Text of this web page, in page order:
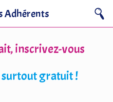
Adhérents
inscrivez-vous
gratuit !